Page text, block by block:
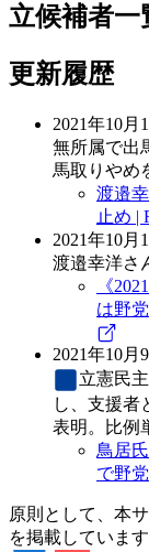
立候補者一
更新履歴
2021年10月
無所属で出
馬取りやめ
渡邉
止め |
2021年10月
渡邉幸洋さ
《
は野
2021年10月
立憲民
し、支援者
表明。比例
鳥居
で野
原則として、本
を掲載しています